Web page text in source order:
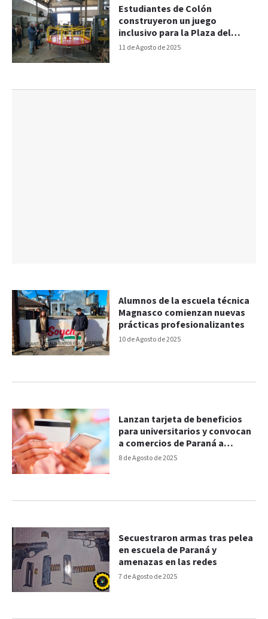
11 de Agosto de 2025
Estudiantes de Colón
construyeron un juego
inclusivo para la Plaza del
barrio Ombú
10 de Agosto de 2025
Alumnos de la escuela técnica
Magnasco comienzan nuevas
prácticas profesionalizantes
8 de Agosto de 2025
Lanzan tarjeta de beneficios
para universitarios y convocan
a comercios de Paraná a
sumarse
7 de Agosto de 2025
Secuestraron armas tras pelea
en escuela de Paraná y
amenazas en las redes